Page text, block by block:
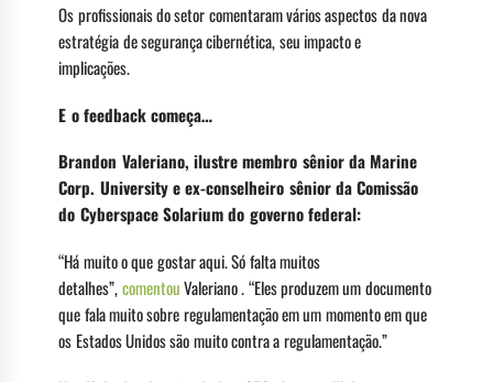
Os profissionais do setor comentaram vários aspectos da nova
estratégia de segurança cibernética, seu impacto e
implicações.
E o feedback começa…
Brandon Valeriano, ilustre membro sênior da Marine
Corp. University e ex-conselheiro sênior da Comissão
do Cyberspace Solarium do governo federal:
“Há muito o que gostar aqui. Só falta muitos
detalhes”,comentouValeriano . “Eles produzem um documento
que fala muito sobre regulamentação em um momento em que
os Estados Unidos são muito contra a regulamentação.”